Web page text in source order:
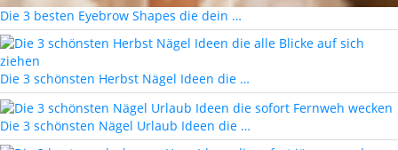
Die 3 besten Eyebrow Shapes die dein …
Die 3 schönsten Herbst Nägel Ideen die …
Die 3 schönsten Nägel Urlaub Ideen die …